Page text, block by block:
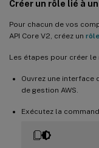
Créer un rôle lié à
Pour chacun de vos
API Core V2, créez un
Les étapes pour créer le
Ouvrez une interface
de gestion AWS.
Exécutez la